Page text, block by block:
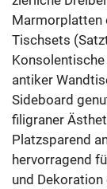
Marmorplatten
Tischsets
Konsolentische
antiker
Sideboard
filigraner
Platzsparend
hervorragend
und